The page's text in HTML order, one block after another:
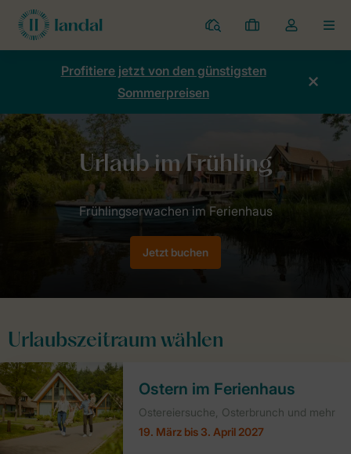
Ferienparks
Meine
Buchungen
Dropdown-
Menü
Kontos
Profitiere jetzt von den günstigsten
Sommerpreisen
Home Angebote
Jetzt buchen
Urlaubszeitraum wählen
Ostern im Ferienhaus
Ostereiersuche, Osterbrunch und mehr
19. März bis 3. April 2027